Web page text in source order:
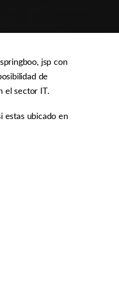
jsp con
de
el sector IT.
estas ubicado en